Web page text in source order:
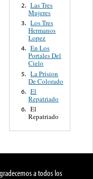
2. Las Tres
Mujeres
3. Los Tres
Hermanos
Lopez
4. En Los
Portales Del
Cielo
5. La Prision
De Colorado
6. El
Repatriado
6. El
Repatriado
a todos los